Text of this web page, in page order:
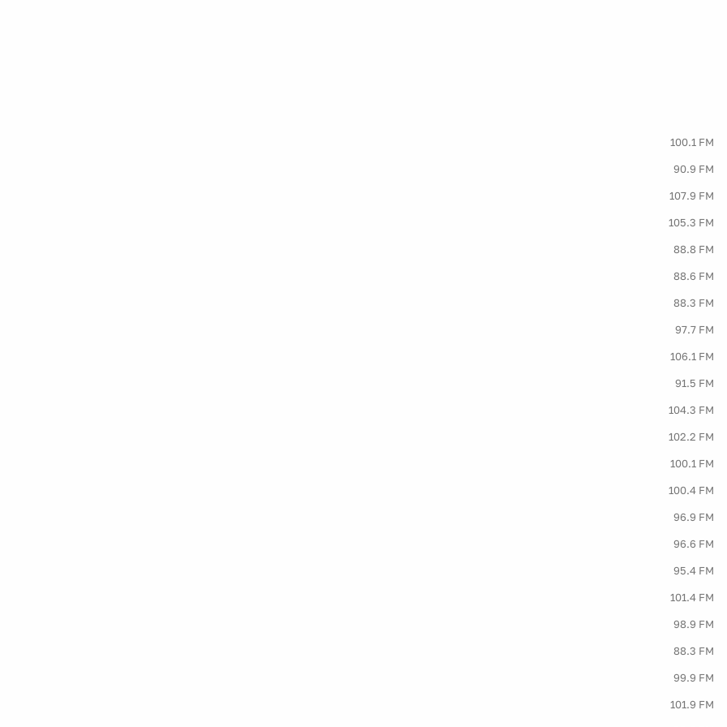
100.1 FM
90.9 FM
107.9 FM
105.3 FM
88.8 FM
88.6 FM
88.3 FM
97.7 FM
106.1 FM
91.5 FM
104.3 FM
102.2 FM
100.1 FM
100.4 FM
96.9 FM
96.6 FM
95.4 FM
101.4 FM
98.9 FM
88.3 FM
99.9 FM
101.9 FM